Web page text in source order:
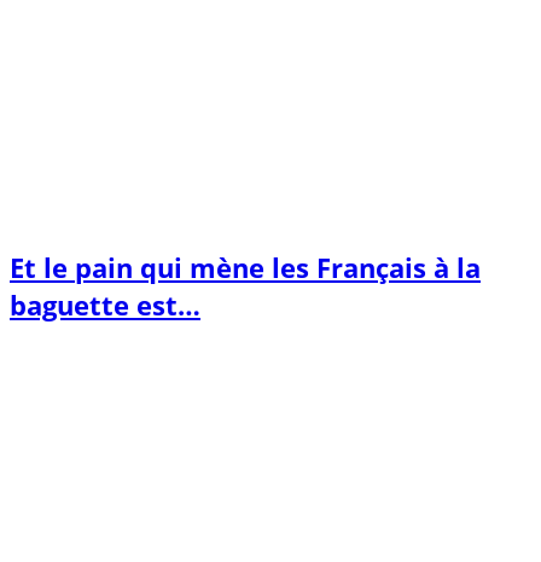
Et le pain qui mène les Français à la
baguette est…